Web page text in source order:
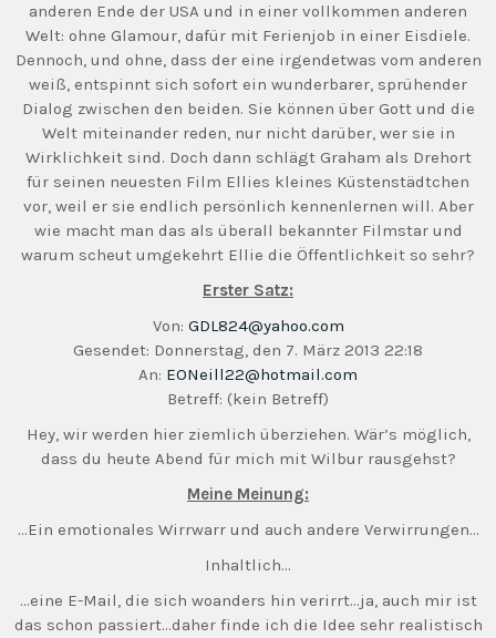
anderen Ende der USA und in einer vollkommen anderen
Welt: ohne Glamour, dafür mit Ferienjob in einer Eisdiele.
Dennoch, und ohne, dass der eine irgendetwas vom anderen
weiß, entspinnt sich sofort ein wunderbarer, sprühender
Dialog zwischen den beiden. Sie können über Gott und die
Welt miteinander reden, nur nicht darüber, wer sie in
Wirklichkeit sind. Doch dann schlägt Graham als Drehort
für seinen neuesten Film Ellies kleines Küstenstädtchen
vor, weil er sie endlich persönlich kennenlernen will. Aber
wie macht man das als überall bekannter Filmstar und
warum scheut umgekehrt Ellie die Öffentlichkeit so sehr?
Erster Satz:
Von: GDL824@yahoo.com
Gesendet: Donnerstag, den 7. März 2013 22:18
An: EONeill22@hotmail.com
Betreff: (kein Betreff)
Hey, wir werden hier ziemlich überziehen. Wär’s möglich,
dass du heute Abend für mich mit Wilbur rausgehst?
Meine Meinung:
…Ein emotionales Wirrwarr und auch andere Verwirrungen…
Inhaltlich…
…eine E-Mail, die sich woanders hin verirrt…ja, auch mir ist
das schon passiert…daher finde ich die Idee sehr realistisch